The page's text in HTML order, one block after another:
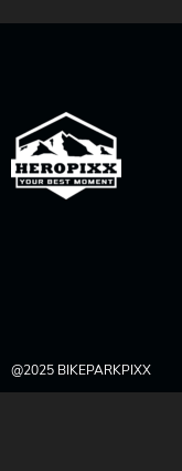
@2025 BIKEPARKPIXX